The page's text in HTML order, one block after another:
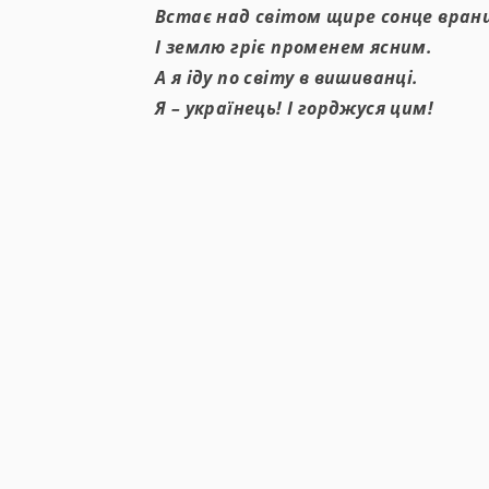
Встає над світом щире сонце
І землю гріє променем ясним.
А я іду по світу в вишиванці.
Я – українець! І горджуся цим!